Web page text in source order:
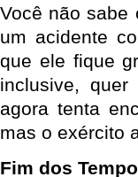
Você não sabe
um acidente
que ele fique
inclusive,
agora tenta
mas o exército
Fim dos